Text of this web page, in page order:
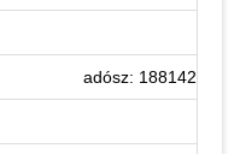
adósz: 18814231-